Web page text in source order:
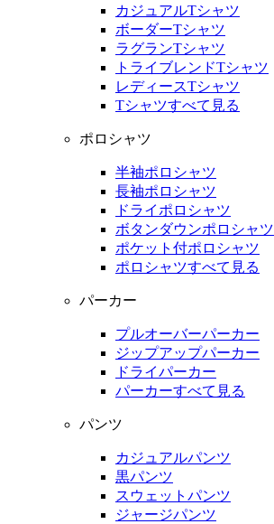
カジュアルTシャツ
ボーダーTシャツ
ラグランTシャツ
トライブレンドTシャツ
レディースTシャツ
Tシャツすべて見る
ポロシャツ
半袖ポロシャツ
長袖ポロシャツ
ドライポロシャツ
ボタンダウンポロシャツ
ポケット付ポロシャツ
ポロシャツすべて見る
パーカー
プルオーバーパーカー
ジップアップパーカー
ドライパーカー
パーカーすべて見る
パンツ
カジュアルパンツ
黒パンツ
スウェットパンツ
ジャージパンツ